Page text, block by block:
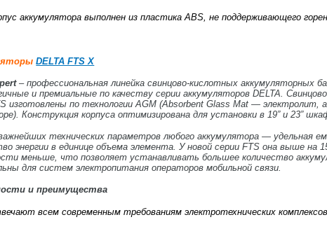
аккумулятора выполнен из пластика ABS, не поддерживающего
DELTA FTS X
– профессиональная линейка свинцово-кислотных аккумуляторных
и премиальные по качеству серии аккумуляторов DELTA.
изготовлены по технологии AGM (Absorbent Glass Mat — электролит,
Конструкция корпуса оптимизирована для установки в 19” и 23”
технических параметров любого аккумулятора — удельная
энергии в единице объема элемента. У новой серии FTS она выше на
меньше, что позволяет устанавливать большее количество
для систем электропитания операторов мобильной связи.
и преимущества
всем современным требованиям электротехнических